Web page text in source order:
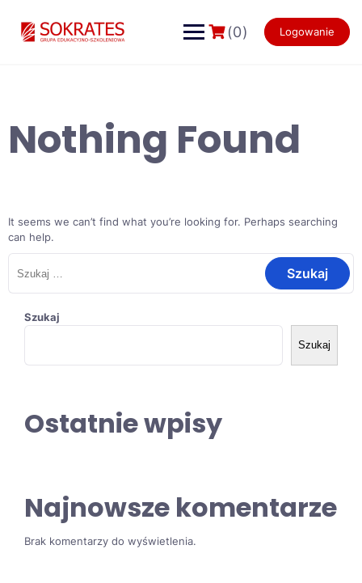
content
(0) Logowanie
Nothing Found
It seems we can’t find what you’re looking for. Perhaps searching
can help.
Szukaj:
Szukaj
Szukaj
Ostatnie wpisy
Najnowsze komentarze
Brak komentarzy do wyświetlenia.